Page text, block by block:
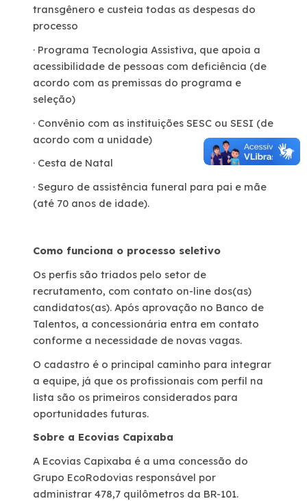
transgênero e custeia todas as despesas do
processo
· Programa Tecnologia Assistiva, que apoia a
acessibilidade de pessoas com deficiência (de
acordo com as premissas do programa e
seleção)
· Convênio com as instituições SESC ou SESI (de
acordo com a unidade)
· Cesta de Natal
· Seguro de assistência funeral para pai e mãe
(até 70 anos de idade).
Como funciona o processo seletivo
Os perfis são triados pelo setor de
recrutamento, com contato on-line dos(as)
candidatos(as). Após aprovação no Banco de
Talentos, a concessionária entra em contato
conforme a necessidade de novas vagas.
O cadastro é o principal caminho para integrar
a equipe, já que os profissionais com perfil na
lista são os primeiros considerados para
oportunidades futuras.
Sobre a Ecovias Capixaba
A Ecovias Capixaba é a uma concessão do
Grupo EcoRodovias responsável por
administrar 478,7 quilômetros da BR-101.